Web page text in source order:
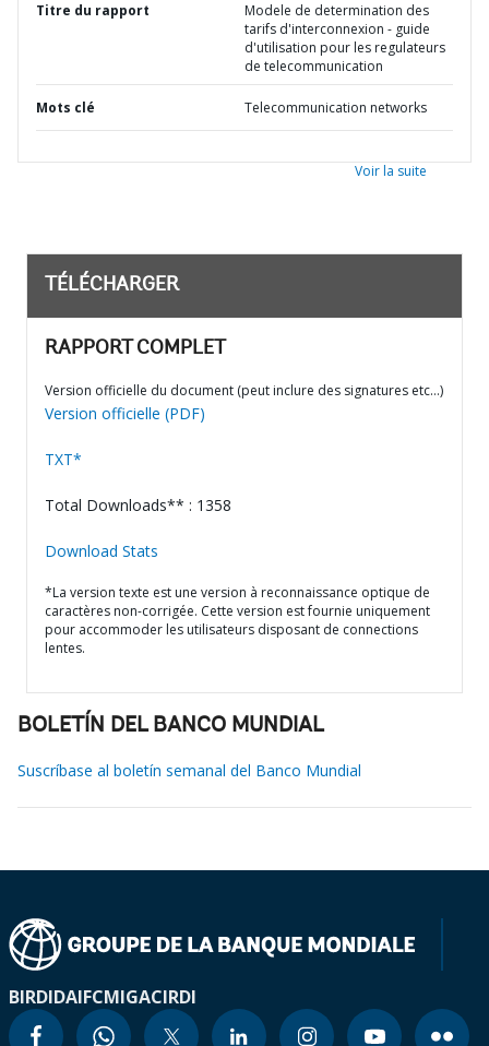
Titre du rapport
Modele de determination des
tarifs d'interconnexion - guide
d'utilisation pour les regulateurs
de telecommunication
Mots clé Telecommunication networks
Voir la suite
TÉLÉCHARGER
RAPPORT COMPLET
Version officielle du document (peut inclure des signatures etc…)
Version officielle (PDF)
TXT*
Total Downloads** : 1358
Download Stats
*La version texte est une version à reconnaissance optique de
caractères non-corrigée. Cette version est fournie uniquement
pour accommoder les utilisateurs disposant de connections
lentes.
BOLETÍN DEL BANCO MUNDIAL
Suscríbase al boletín semanal del Banco Mundial
BIRDIDAIFCMIGACIRDI